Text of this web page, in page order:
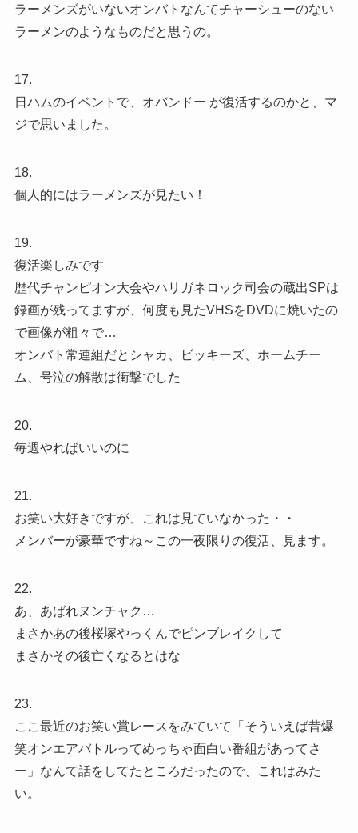
ラーメンズがいないオンバトなんてチャーシューのない
ラーメンのようなものだと思うの。
17.
日ハムのイベントで、オバンドー が復活するのかと、マ
ジで思いました。
18.
個人的にはラーメンズが見たい！
19.
復活楽しみです
歴代チャンピオン大会やハリガネロック司会の蔵出SPは
録画が残ってますが、何度も見たVHSをDVDに焼いたの
で画像が粗々で…
オンバト常連組だとシャカ、ビッキーズ、ホームチー
ム、号泣の解散は衝撃でした
20.
毎週やればいいのに
21.
お笑い大好きですが、これは見ていなかった・・
メンバーが豪華ですね～この一夜限りの復活、見ます。
22.
あ、あばれヌンチャク…
まさかあの後桜塚やっくんでピンブレイクして
まさかその後亡くなるとはな
23.
ここ最近のお笑い賞レースをみていて「そういえば昔爆
笑オンエアバトルってめっちゃ面白い番組があってさ
ー」なんて話をしてたところだったので、これはみた
い。